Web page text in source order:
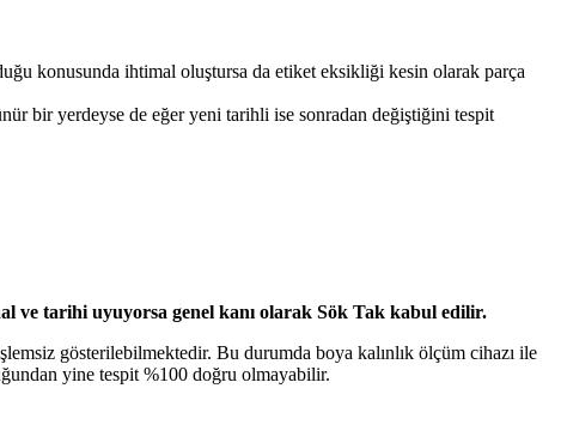
konusunda ihtimal oluştursa da etiket eksikliği kesin olarak parça
bir yerdeyse de eğer yeni tarihli ise sonradan değiştiğini tespit
ve tarihi uyuyorsa genel kanı olarak Sök Tak kabul edilir.
gösterilebilmektedir. Bu durumda boya kalınlık ölçüm cihazı ile
yine tespit %100 doğru olmayabilir.